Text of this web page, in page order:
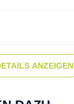
ANZEIGEN